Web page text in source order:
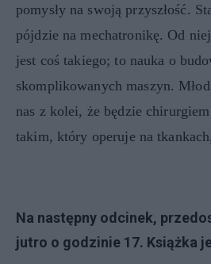
pomysły na swoją przyszłość.
pójdzie na mechatronikę. Od
jest coś takiego; to nauka o
skomplikowanych maszyn.
nas z kolei, że będzie
takim, który operuje na
Na następny odcinek,
jutro o godzinie 17. Książka